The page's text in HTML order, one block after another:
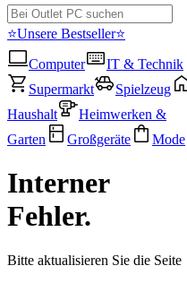
⭐Unsere Bestseller⭐
Computer
IT & Technik
Supermarkt
Spielzeug
Haushalt
Heimwerken &
Garten
Großgeräte Mode
Interner
Fehler.
Bitte aktualisieren Sie die Seite